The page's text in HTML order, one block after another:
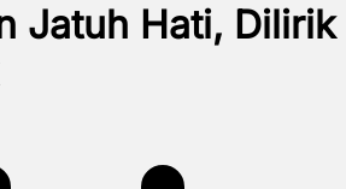
Jatuh Hati, Dilirik